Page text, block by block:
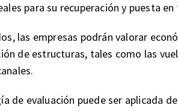
para su recuperación y puesta
las empresas podrán valorar
de estructuras, tales como las
de evaluación puede ser aplicada